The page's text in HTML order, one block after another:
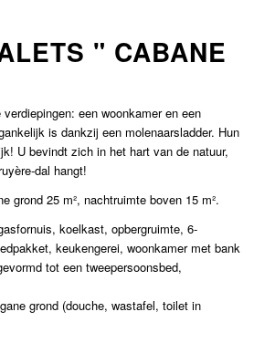
" CABANE
een woonkamer en een
is dankzij een molenaarsladder. Hun
U bevindt zich in het hart van de natuur,
dal hangt!
grond 25 m², nachtruimte boven 15 m².
koelkast, opbergruimte, 6-
keukengerei, woonkamer met bank
tot een tweepersoonsbed,
grond (douche, wastafel, toilet in